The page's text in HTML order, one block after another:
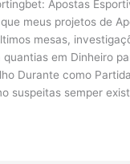
Apostas
meus projetos de
mesas,
quantias em Dinheiro
Durante como
suspeitas semper